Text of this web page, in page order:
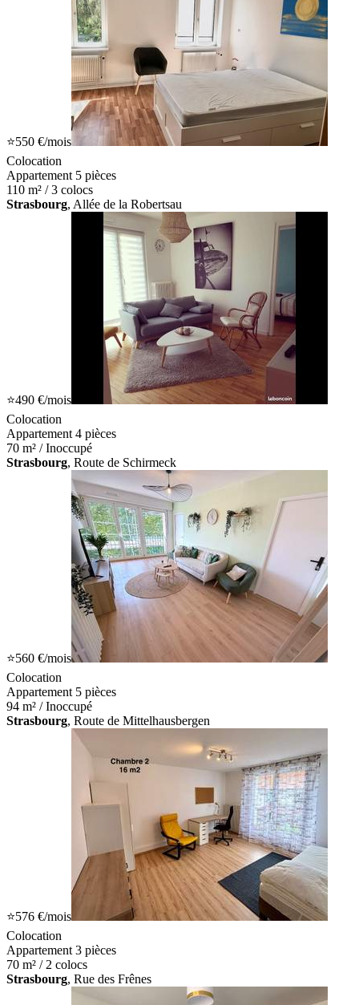
⭐550 €/mois
Colocation
Appartement 5 pièces
110 m² / 3 colocs
Strasbourg, Allée de la Robertsau
⭐490 €/mois
Colocation
Appartement 4 pièces
70 m² / Inoccupé
Strasbourg, Route de Schirmeck
⭐560 €/mois
Colocation
Appartement 5 pièces
94 m² / Inoccupé
Strasbourg, Route de Mittelhausbergen
⭐576 €/mois
Colocation
Appartement 3 pièces
70 m² / 2 colocs
Strasbourg, Rue des Frênes